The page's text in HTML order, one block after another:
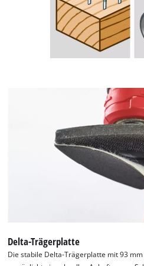
Einsatzmöglichkeiten zu
Schnellwechselfunktion der
Aufnahme ermöglicht einen
Austausch des Einhell Multitool-
Bereich und den Einsatz in
Starlock-Maschinen geeignet.
Delta-Trägerplatte
Die stabile Delta-Trägerplatte mit 93